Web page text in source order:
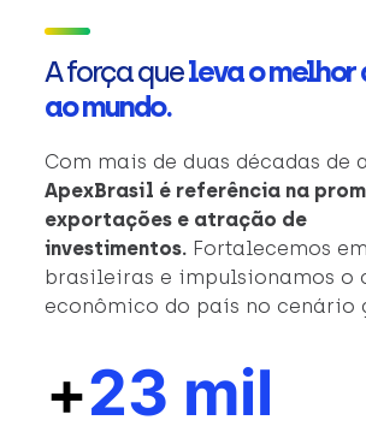
A força queleva o melhor
ao mundo.
Com mais de duas décadas de
ApexBrasil é referência na
exportações e atração de
investimentos. Fortalecemos
brasileiras e impulsionamos o
econômico do país no cenário
+23 mil